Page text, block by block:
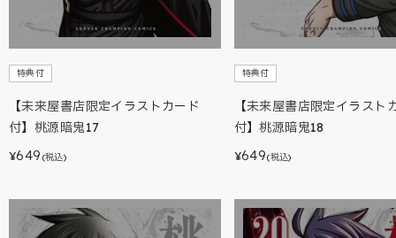
特典付
【未来屋書店限定イラストカード
付】桃源暗鬼17
¥649 (税込)
特典付
【未来屋書店限定イラスト
付】桃源暗鬼18
¥649(税込)